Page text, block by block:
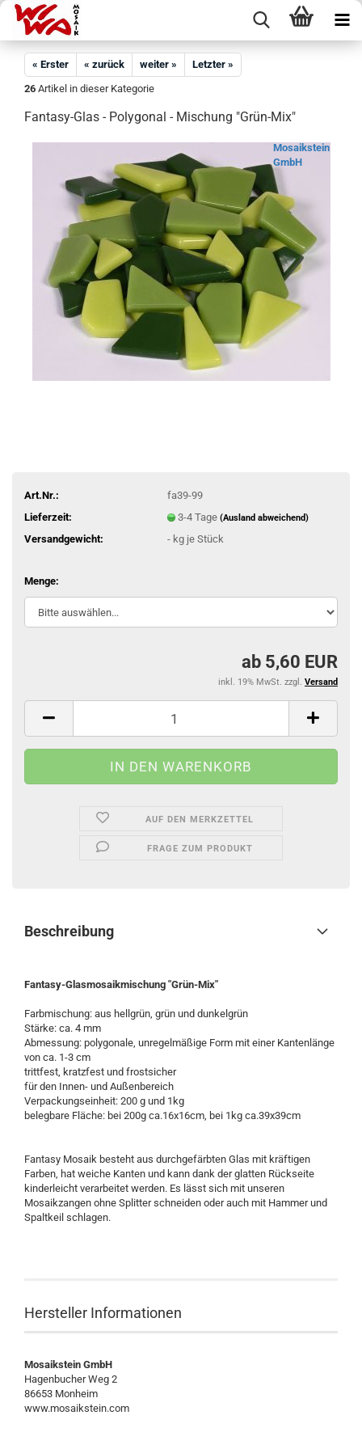
« Erster « zurück weiter »
Letzter »
26 Artikel in dieser Kategorie
Fantasy-Glas - Polygonal - Mischung "Grün-Mix"
Mosaikstein
GmbH
Art.Nr.:
fa39-99
Lieferzeit:
3-4 Tage (Ausland abweichend)
Versandgewicht: -kg je Stück
Menge:
ab 5,60 EUR
inkl. 19% MwSt. zzgl. Versand
AUF DEN MERKZETTEL
FRAGE ZUM PRODUKT
Beschreibung
Fantasy-Glasmosaikmischung "Grün-Mix"
Farbmischung: aus hellgrün, grün und dunkelgrün
Stärke: ca. 4 mm
Abmessung: polygonale, unregelmäßige Form mit einer Kantenlänge
von ca. 1-3 cm
trittfest, kratzfest und frostsicher
für den Innen- und Außenbereich
Verpackungseinheit: 200 g und 1kg
belegbare Fläche: bei 200g ca.16x16cm, bei 1kg ca.39x39cm
Fantasy Mosaik besteht aus durchgefärbten Glas mit kräftigen
Farben, hat weiche Kanten und kann dank der glatten Rückseite
kinderleicht verarbeitet werden. Es lässt sich mit unseren
Mosaikzangen ohne Splitter schneiden oder auch mit Hammer und
Spaltkeil schlagen.
Hersteller Informationen
Mosaikstein GmbH
Hagenbucher Weg 2
86653 Monheim
www.mosaikstein.com